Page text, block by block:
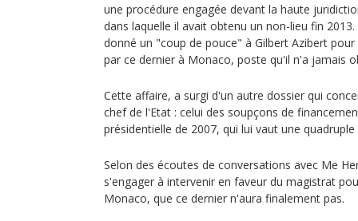
une procédure engagée devant la haute
dans laquelle il avait obtenu un non-lieu fin
donné un "coup de pouce" à Gilbert Azibert
par ce dernier à Monaco, poste qu'il n'a jamais
Cette affaire, a surgi d'un autre dossier qui
chef de l'Etat : celui des soupçons de
présidentielle de 2007, qui lui vaut une
Selon des écoutes de conversations avec Me
s'engager à intervenir en faveur du magistrat
Monaco, que ce dernier n'aura finalement pas.